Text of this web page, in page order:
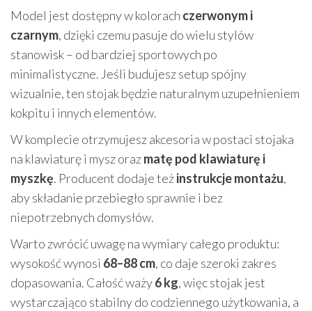
Model jest dostępny w kolorach czerwonym i
czarnym, dzięki czemu pasuje do wielu stylów
stanowisk – od bardziej sportowych po
minimalistyczne. Jeśli budujesz setup spójny
wizualnie, ten stojak będzie naturalnym uzupełnieniem
kokpitu i innych elementów.
W komplecie otrzymujesz akcesoria w postaci stojaka
na klawiaturę i mysz orazmatę pod klawiaturę i
myszkę. Producent dodaje teżinstrukcje montażu,
aby składanie przebiegło sprawnie i bez
niepotrzebnych domysłów.
Warto zwrócić uwagę na wymiary całego produktu:
wysokość wynosi 68–88 cm, co daje szeroki zakres
dopasowania. Całość waży6 kg, więc stojak jest
wystarczająco stabilny do codziennego użytkowania, a